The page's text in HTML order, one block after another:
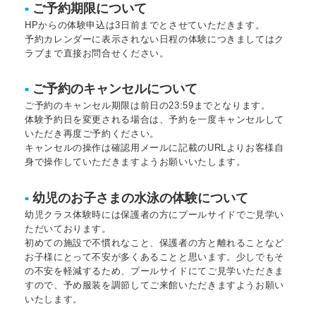
■ ご予約期限について
HPからの体験申込は3日前までとさせていただきます。
予約カレンダーに表示されない日程の体験につきましてはク
ラブまで直接お問合せください。
■ ご予約のキャンセルについて
ご予約のキャンセル期限は前日の23:59までとなります。
体験予約日を変更される場合は、予約を一度キャンセルして
いただき再度ご予約ください。
キャンセルの操作は確認用メールに記載のURLよりお客様自
身で操作していただきますようお願いいたします。
■ 幼児のお子さまの水泳の体験について
幼児クラス体験時には保護者の方にプールサイドでご見学い
ただいております。
初めての施設で不慣れなこと、保護者の方と離れることなど
お子様にとって不安が多くあることと思います。少しでもそ
の不安を軽減するため、プールサイドにてご見学いただきま
すので、予め服装を調節してご来館いただきますようお願い
いたします。